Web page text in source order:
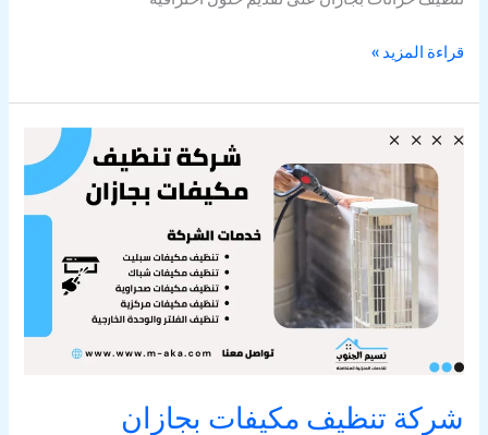
قراءة المزيد »
شركة تنظيف مكيفات بجازان
شركة
تنظيف
مكيفات
بجازان